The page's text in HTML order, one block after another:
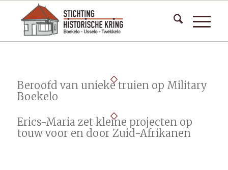
Beroofd van unieke truien op Military
Boekelo
Erics-Maria zet kleine projecten op
touw voor en door Zuid-Afrikanen